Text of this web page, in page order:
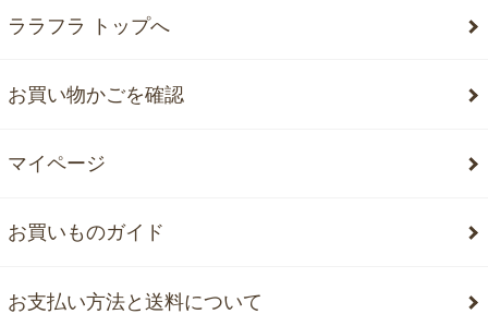
ララフラ トップへ
お買い物かごを確認
マイページ
お買いものガイド
お支払い方法と送料について